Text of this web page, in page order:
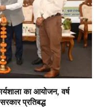
का आयोजन, वर्ष
प्रतिबद्ध